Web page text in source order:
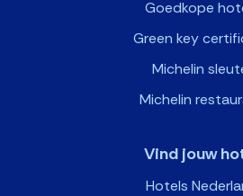
Goedkope
Green key
Michelin
Michelin
Vind jouw
Hotels